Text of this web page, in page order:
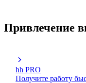
Привлечение
hh PRO
Получите работу